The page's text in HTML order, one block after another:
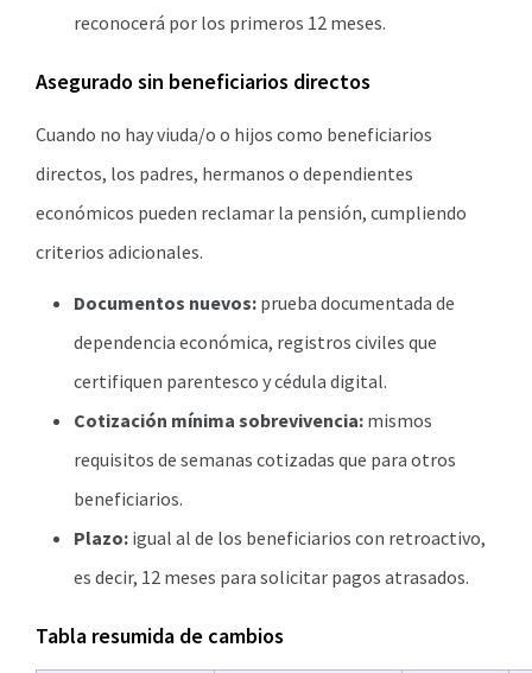
reconocerá por los primeros 12 meses.
Asegurado sin beneficiarios directos
Cuando no hay viuda/o o hijos como beneficiarios
directos, los padres, hermanos o dependientes
económicos pueden reclamar la pensión, cumpliendo
criterios adicionales.
Documentos nuevos: prueba documentada de
dependencia económica, registros civiles que
certifiquen parentesco y cédula digital.
Cotización mínima sobrevivencia: mismos
requisitos de semanas cotizadas que para otros
beneficiarios.
Plazo: igual al de los beneficiarios con retroactivo,
es decir, 12 meses para solicitar pagos atrasados.
Tabla resumida de cambios